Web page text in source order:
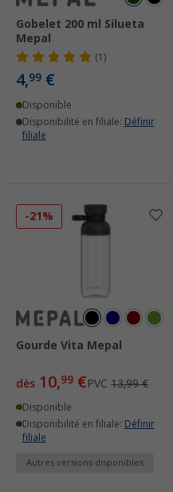
Gobelet 200 ml Silueta
Mepal
(1)
4,99 €
Disponible
Disponibilité en filiale: Définir
filiale
-21%
Gourde Vita Mepal
dès 10,99 €PVC 13,99 €
Disponible
Disponibilité en filiale: Définir
filiale
Autres versions disponibles